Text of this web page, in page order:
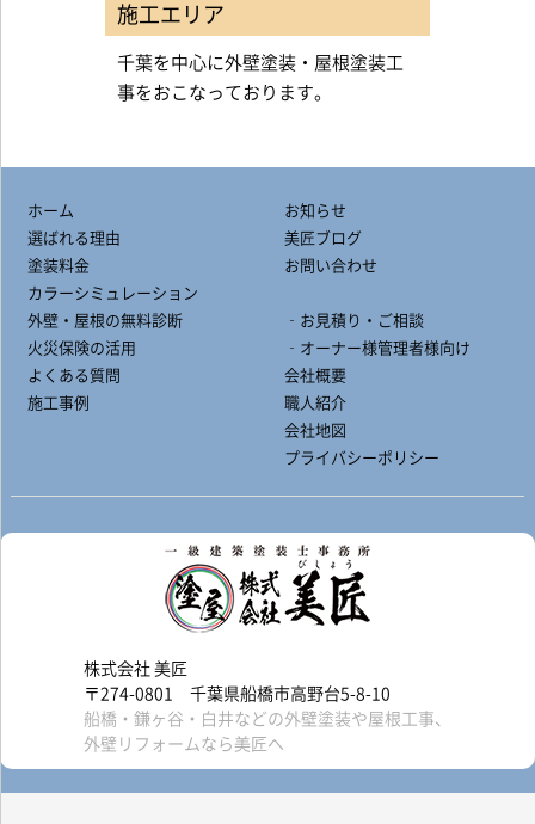
施工エリア
千葉を中心に外壁塗装・屋根塗装工
事をおこなっております。
ホーム
選ばれる理由
塗装料金
カラーシミュレーション
外壁・屋根の無料診断
火災保険の活用
よくある質問
施工事例
お知らせ
美匠ブログ
お問い合わせ
‐お見積り・ご相談
‐オーナー様管理者様向け
会社概要
職人紹介
会社地図
プライバシーポリシー
株式会社 美匠
〒274-0801 千葉県船橋市高野台5-8-10
船橋・鎌ヶ谷・白井などの外壁塗装や屋根工事、
外壁リフォームなら美匠へ